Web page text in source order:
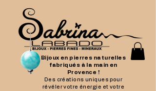
Bijoux en pierres naturelles
fabriqués à la main en
Provence !
Des créations uniques pour
révéler votre énergie et votre